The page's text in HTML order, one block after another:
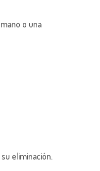
o una
eliminación.